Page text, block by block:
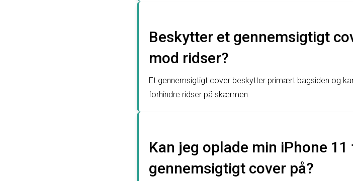
Beskytter et gennemsigtigt
mod ridser?
Et gennemsigtigt cover beskytter primært bagsiden og
forhindre ridser på skærmen.
Kan jeg oplade min iPhone
gennemsigtigt cover på?